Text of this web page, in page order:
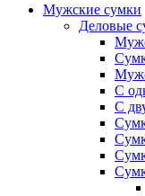
Мужские сумки
Деловые
С
С